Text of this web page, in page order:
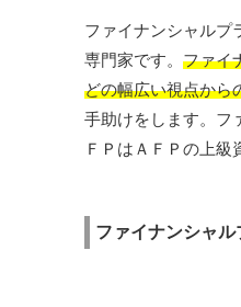
ファイナンシャルプ
専門家です。 ファイ
どの幅広い視点から
手助けをします。フ
ＦＰはＡＦＰの上級
ファイナンシャ